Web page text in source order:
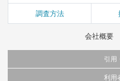
調査方法
会社概要
引用
当サイトで公開されている情報（文字
利用